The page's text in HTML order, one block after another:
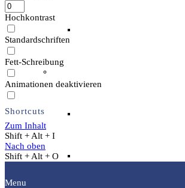
Hochkontrast
Standardschriften
Fett-Schreibung
Animationen deaktivieren
Shortcuts
Zum Inhalt
Shift + Alt + I
Nach oben
Shift + Alt + O
Menu